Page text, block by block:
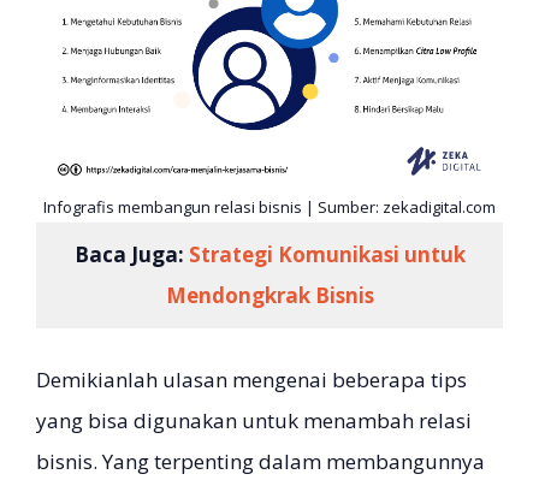
Infografis membangun relasi bisnis | Sumber: zekadigital.com
Baca Juga: Strategi Komunikasi untuk
Mendongkrak Bisnis
Demikianlah ulasan mengenai beberapa tips
yang bisa digunakan untuk menambah relasi
bisnis. Yang terpenting dalam membangunnya